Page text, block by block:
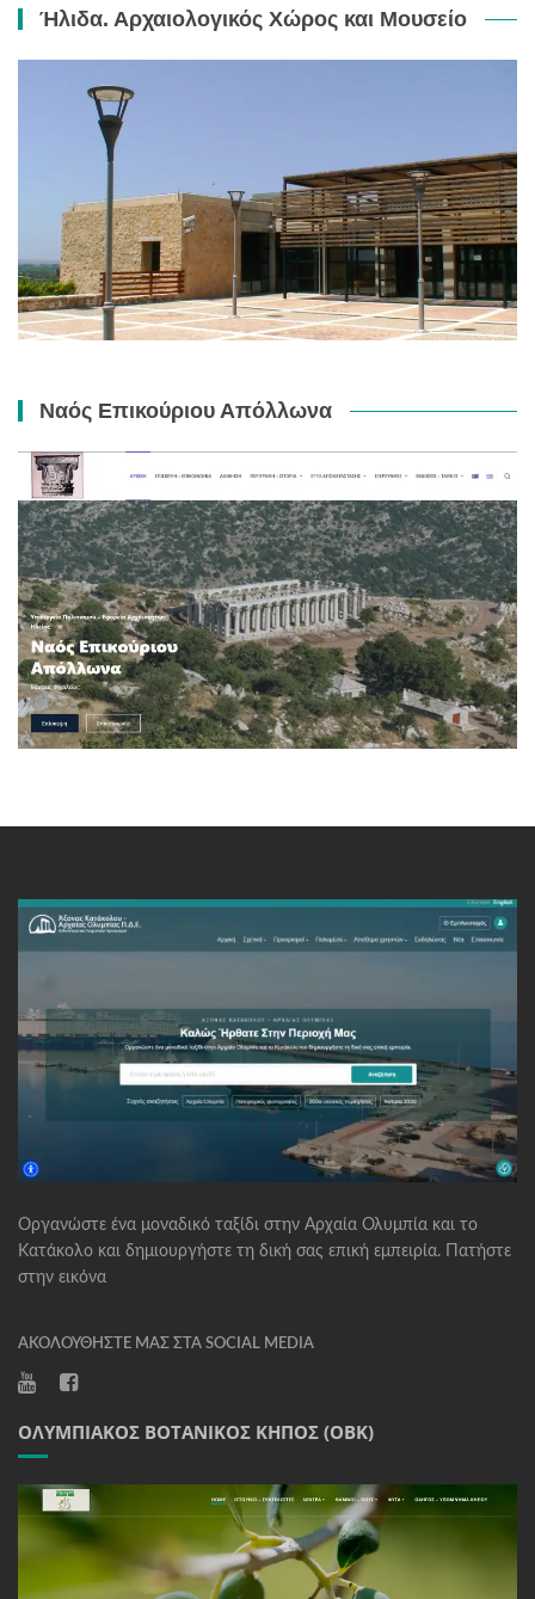
Ήλιδα. Αρχαιολογικός Χώρος και Μουσείο
Ναός Επικούριου Απόλλωνα
Οργανώστε ένα μοναδικό ταξίδι στην Αρχαία Ολυμπία και το
Κατάκολο και δημιουργήστε τη δική σας επική εμπειρία. Πατήστε
στην εικόνα
ΑΚΟΛΟΥΘΉΣΤΕ ΜΑΣ ΣΤΑ SOCIAL MEDIA
ΟΛΥΜΠΙΑΚΌΣ ΒΟΤΑΝΙΚΌΣ ΚΉΠΟΣ (ΟΒΚ)